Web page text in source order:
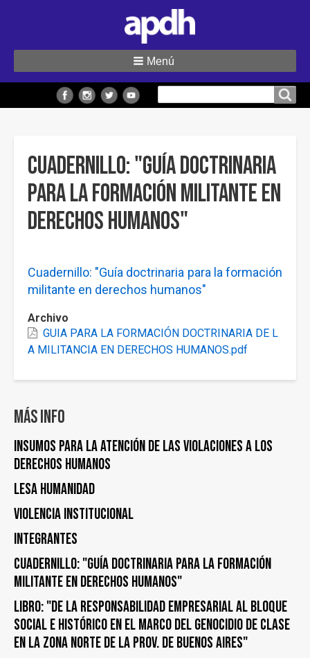
sitio
Menú
Cuadernillo: "Guía doctrinaria
para la formación militante en
derechos humanos"
Cuadernillo: "Guía doctrinaria para la formación
militante en derechos humanos"
Archivo
GUIA PARA LA FORMACIÓN DOCTRINARIA DE L
A MILITANCIA EN DERECHOS HUMANOS.pdf
Más info
Insumos para la atención de las violaciones a los
derechos humanos
Lesa humanidad
Violencia institucional
Integrantes
Cuadernillo: "Guía doctrinaria para la formación
militante en derechos humanos"
Libro: "De la responsabilidad empresarial al bloque
social e histórico en el marco del genocidio de clase
en la zona norte de la prov. de Buenos Aires"